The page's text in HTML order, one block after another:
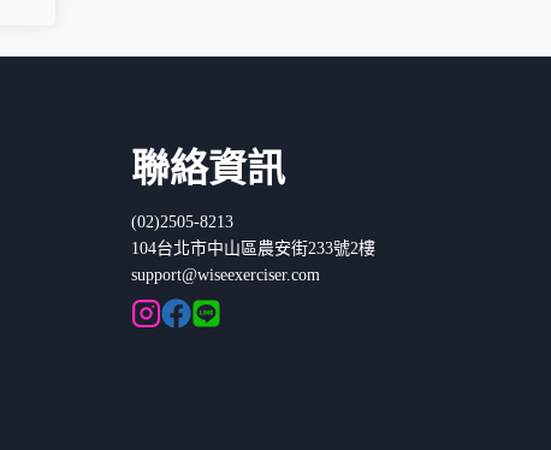
聯絡資訊
(02)2505-8213
104台北市中山區農安街233號2樓
support@wiseexerciser.com